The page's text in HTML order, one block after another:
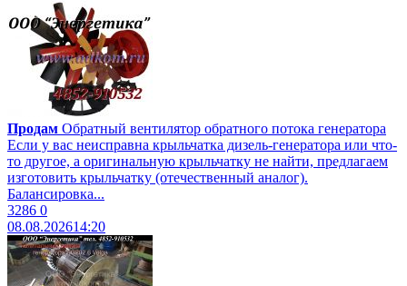
Продам Обратный вентилятор обратного потока генератора
Если у вас неисправна крыльчатка дизель-генератора или что-
то другое, а оригинальную крыльчатку не найти, предлагаем
изготовить крыльчатку (отечественный аналог).
Балансировка...
3286 0
08.08.202614:20